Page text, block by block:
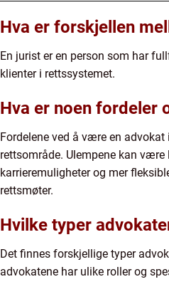
Hva er forskjellen
En jurist er en person som har
klienter i rettssystemet.
Hva er noen fordeler
Fordelene ved å være en
rettsområde. Ulempene kan
karrieremuligheter og mer
rettsmøter.
Hvilke typer
Det finnes forskjellige typer
advokatene har ulike roller og